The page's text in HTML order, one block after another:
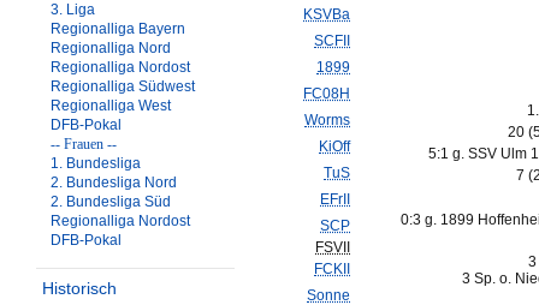
3. Liga
Regionalliga Bayern
Regionalliga Nord
Regionalliga Nordost
Regionalliga Südwest
Regionalliga West
DFB-Pokal
-- Frauen --
1. Bundesliga
2. Bundesliga Nord
2. Bundesliga Süd
Regionalliga Nordost
DFB-Pokal
Historisch
KSVBa
SCFII
1899
FC08H
Worms
KiOff
TuS
EFrII
SCP
FSVII
FCKII
Sonne
20
5:1 g. SSV Ulm
7
0:3 g. 1899
3
3 Sp. o.